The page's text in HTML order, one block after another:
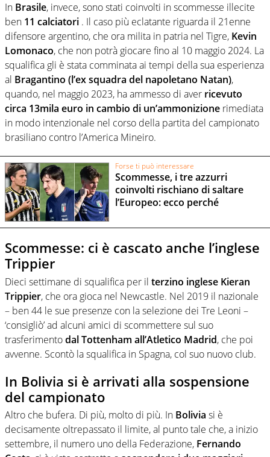
In Brasile, invece, sono stati coinvolti in scommesse illecite
ben 11 calciatori . Il caso più eclatante riguarda il 21enne
difensore argentino, che ora milita in patria nel Tigre, Kevin
Lomonaco, che non potrà giocare fino al 10 maggio 2024. La
squalifica gli è stata comminata ai tempi della sua esperienza
al Bragantino (l’ex squadra del napoletano Natan),
quando, nel maggio 2023, ha ammesso di aver ricevuto
circa 13mila euro in cambio di un’ammonizione rimediata
in modo intenzionale nel corso della partita del campionato
brasiliano contro l’America Mineiro.
Forse ti può interessare
Scommesse, i tre azzurri
coinvolti rischiano di saltare
l’Europeo: ecco perché
Scommesse: ci è cascato anche l’inglese
Trippier
Dieci settimane di squalifica per il terzino inglese Kieran
Trippier, che ora gioca nel Newcastle. Nel 2019 il nazionale
– ben 44 le sue presenze con la selezione dei Tre Leoni –
‘consigliò’ ad alcuni amici di scommettere sul suo
trasferimentodal Tottenham all’Atletico Madrid, che poi
avvenne. Scontò la squalifica in Spagna, col suo nuovo club.
In Bolivia si è arrivati alla sospensione
del campionato
Altro che bufera. Di più, molto di più. In Bolivia si è
decisamente oltrepassato il limite, al punto tale che, a inizio
settembre, il numero uno della Federazione, Fernando